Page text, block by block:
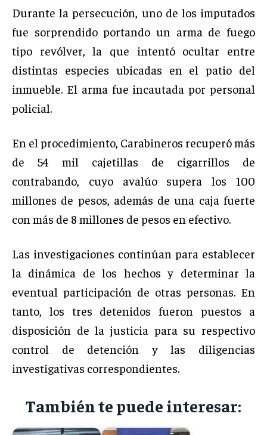
Durante la persecución, uno de los imputados
fue sorprendido portando un arma de fuego
tipo revólver, la que intentó ocultar entre
distintas especies ubicadas en el patio del
inmueble. El arma fue incautada por personal
policial.
En el procedimiento, Carabineros recuperó más
de 54 mil cajetillas de cigarrillos de
contrabando, cuyo avalúo supera los 100
millones de pesos, además de una caja fuerte
con más de 8 millones de pesos en efectivo.
Las investigaciones continúan para establecer
la dinámica de los hechos y determinar la
eventual participación de otras personas. En
tanto, los tres detenidos fueron puestos a
disposición de la justicia para su respectivo
control de detención y las diligencias
investigativas correspondientes.
También te puede interesar: